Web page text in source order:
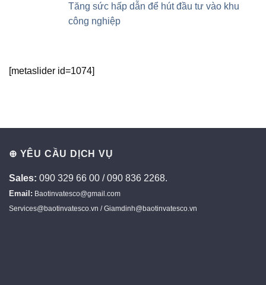
Tăng sức hấp dẫn để hút đầu tư vào khu
công nghiệp
[metaslider id=1074]
⊕ YÊU CẦU DỊCH VỤ
Sales: 090 329 66 00 / 090 836 2268.
Email: Baotinvatesco@gmail.com
Services@baotinvatesco.vn / Giamdinh@baotinvatesco.vn